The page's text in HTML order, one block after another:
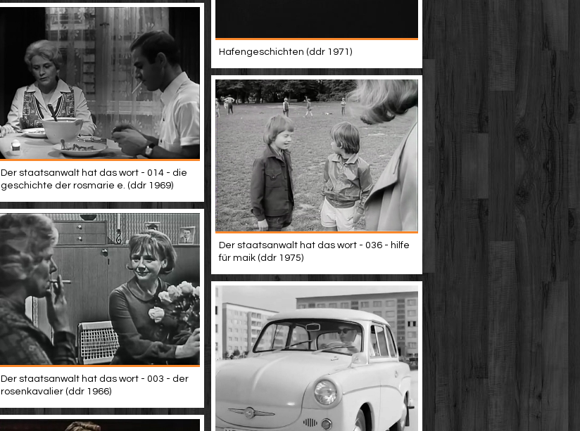
Hafengeschichten (ddr 1971)
Der staatsanwalt hat das wort - 014 - die
geschichte der rosmarie e. (ddr 1969)
Der staatsanwalt hat das wort - 036 - hilfe
für maik (ddr 1975)
Der staatsanwalt hat das wort - 003 - der
rosenkavalier (ddr 1966)